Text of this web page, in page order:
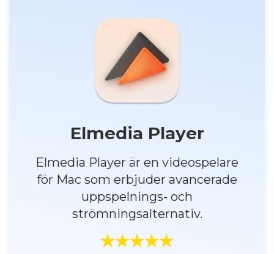
Elmedia Player
Elmedia Player är en videospelare
för Mac som erbjuder avancerade
uppspelnings- och
strömningsalternativ.